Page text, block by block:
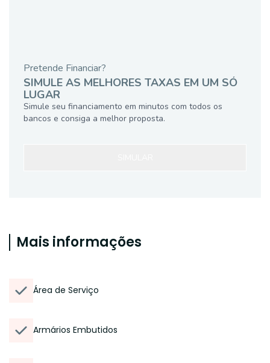
Pretende Financiar?
SIMULE AS MELHORES TAXAS EM UM SÓ
LUGAR
Simule seu financiamento em minutos com todos os
bancos e consiga a melhor proposta.
Mais informações
Área de Serviço
Armários Embutidos